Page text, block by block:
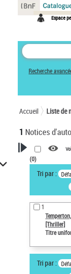
Espace
Recherche
Accueil Liste de
1 Notices
VOTRE
Recherche
notices
Œuvres liées à
Temperton,
Statut de la
Notice
(0)
Tri par :
1
[Thriller]
Titre
Tri par :
Panneau de gestion des